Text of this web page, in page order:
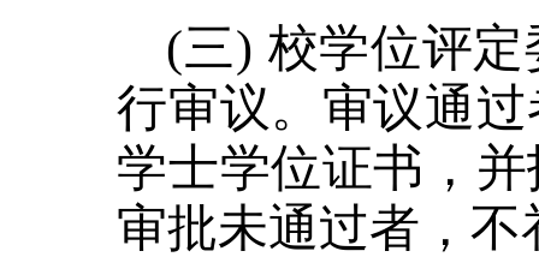
(三) 校学位评
行审议。 审议通
学士学位证书，
审批未通过者，